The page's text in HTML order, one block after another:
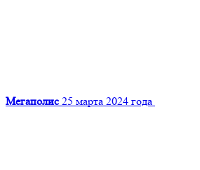
Мегаполис 25 марта 2024 года